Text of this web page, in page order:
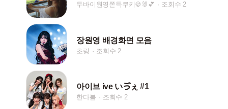
두바이원영쫀득쿠키🍪🐰💕 조회수 2
장원영 배경화면 모음
초링 조회수 2
아이브 ive いゔぇ #1
한다봄 조회수 2